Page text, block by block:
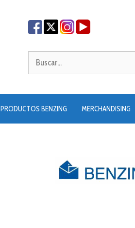
Buscar:
PRODUCTOS BENZING MERCHANDISING